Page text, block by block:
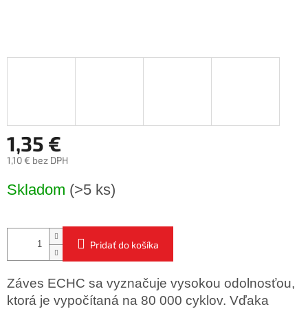
1,35 €
1,10 € bez DPH
cena:
Skladom (>5 ks)
Pridať do košíka
Záves ECHC sa vyznačuje vysokou odolnosťou,
ktorá je vypočítaná na 80 000 cyklov. Vďaka